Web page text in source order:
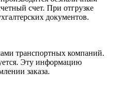
счет. При отгрузке
документов.
транспортных компаний.
Эту информацию
заказа.